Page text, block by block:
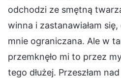
odchodzi ze smętną
winna i zastanawiałam
mnie ograniczana. Ale w
przemknęło mi to przez
tego dłużej. Przeszłam